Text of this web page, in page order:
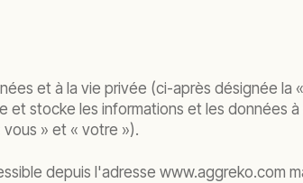
et à la vie privée (ci-après désignée la
stocke les informations et les données
» et « votre »).
depuis l'adresse www.aggreko.com